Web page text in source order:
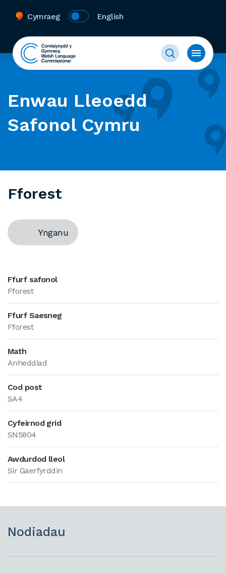
Cymraeg English
Enwau Lleoedd
Safonol Cymru
Fforest
Ynganu
Ffurf safonol
Fforest
Ffurf Saesneg
Fforest
Math
Anheddiad
Cod post
SA4
Cyfeirnod grid
SN5804
Awdurdod lleol
Sir Gaerfyrddin
Nodiadau